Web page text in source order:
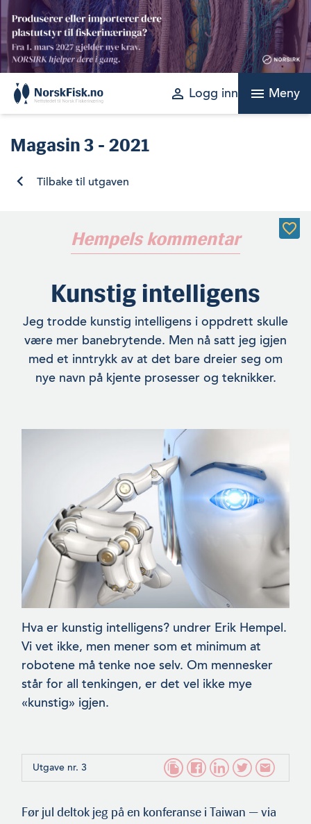
Skip
content
perm_identity Logg inn menu Meny
Magasin3 - 2021
Tilbake til utgaven
Hempels kommentar
Kunstig intelligens
Jeg trodde kunstig intelligens i oppdrett skulle
være mer bane­brytende. Men nå satt jeg igjen
med et inntrykk av at det bare dreier seg om
nye navn på kjente prosesser og teknikker.
Hva er kunstig intelligens? undrer Erik Hempel.
Vi vet ikke, men mener som et minimum at
robotene må tenke noe selv. Om mennesker
står for all tenkingen, er det vel ikke mye
«kunstig» igjen.
Utgave nr. 3
Før jul deltok jeg på en konferanse i Taiwan — via